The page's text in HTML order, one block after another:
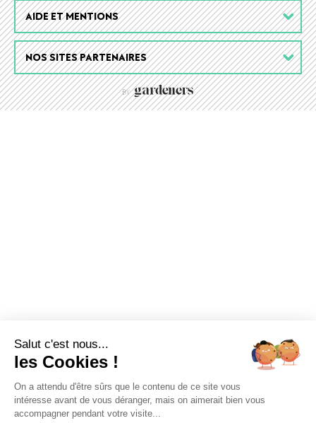
AIDE ET MENTIONS
NOS SITES PARTENAIRES
Salut c'est nous...
les Cookies !
On a attendu d'être sûrs que le contenu de ce site vous
intéresse avant de vous déranger, mais on aimerait bien vous
accompagner pendant votre visite...